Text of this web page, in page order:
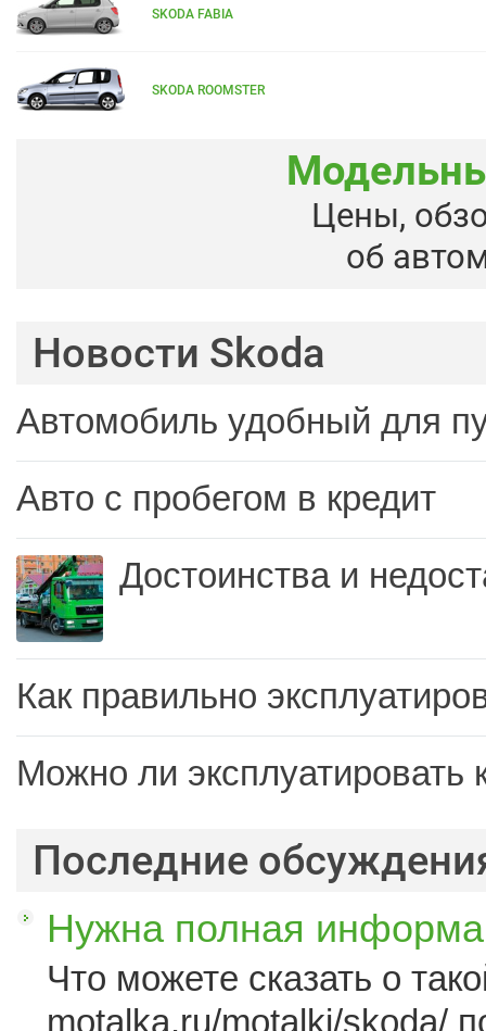
SKODA FABIA
SKODA ROOMSTER
Цены,
об
Новости Skoda
Автомобиль удобный для
Авто с пробегом в кредит
Достоинства и
Как правильно
Можно ли эксплуатировать
Последние
Нужна полная
Что можете сказать о
motalka.ru/motalki/skoda/